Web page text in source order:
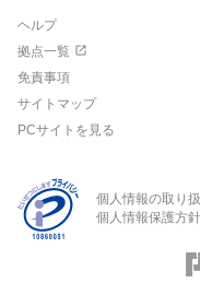
ヘルプ
拠点一覧
免責事項
サイトマップ
PCサイトを見る
個人情報の取り
個人情報保護方針